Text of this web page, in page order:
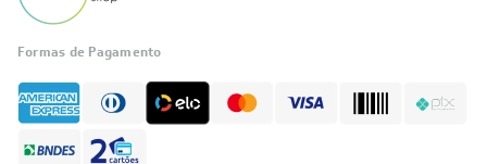
Formas de Pagamento